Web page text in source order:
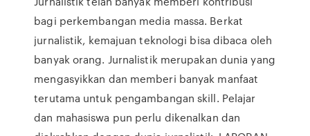
bagi perkembangan media massa. Berkat
jurnalistik, kemajuan teknologi bisa dibaca oleh
banyak orang. Jurnalistik merupakan dunia yang
mengasyikkan dan memberi banyak manfaat
terutama untuk pengambangan skill. Pelajar
dan mahasiswa pun perlu dikenalkan dan